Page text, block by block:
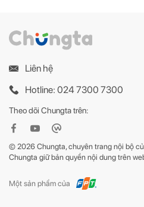
Liên hệ
Hotline: 024 7300 7300
Theo dõi Chungta trên:
© 2026 Chungta, chuyên trang nội bộ
Chungta giữ bản quyền nội dung trên
Một sản phẩm của